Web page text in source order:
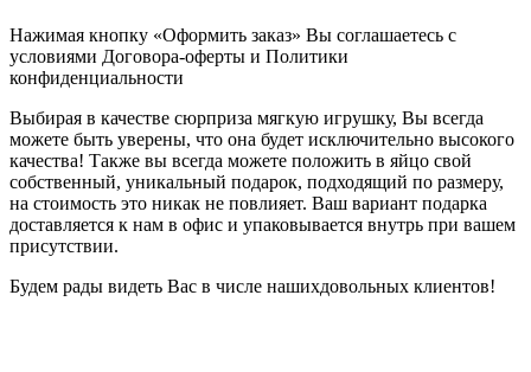
Нажимая кнопку «Оформить заказ» Вы соглашаетесь с
условиями Договора-оферты и Политики
конфиденциальности
Выбирая в качестве сюрприза мягкую игрушку, Вы всегда
можете быть уверены, что она будет исключительно высокого
качества! Также вы всегда можете положить в яйцо свой
собственный, уникальный подарок, подходящий по размеру,
на стоимость это никак не повлияет. Ваш вариант подарка
доставляется к нам в офис и упаковывается внутрь при вашем
присутствии.
Будем рады видеть Вас в числе нашихдовольных клиентов!